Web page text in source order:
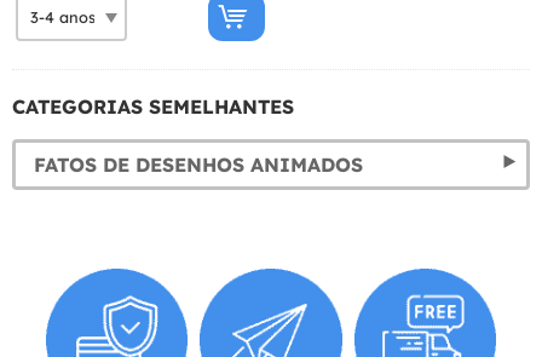
CATEGORIAS SEMELHANTES
FATOS DE DESENHOS ANIMADOS